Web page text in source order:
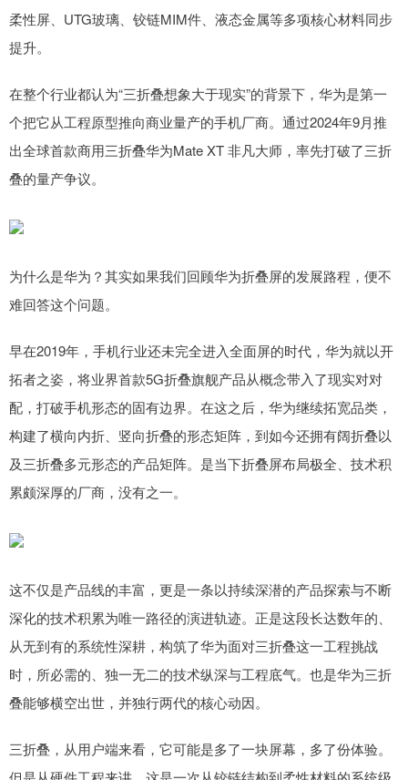
柔性屏、UTG玻璃、铰链MIM件、液态金属等多项核心材料同步
提升。
在整个行业都认为“三折叠想象大于现实”的背景下，华为是第一
个把它从工程原型推向商业量产的手机厂商。通过2024年9月推
出全球首款商用三折叠华为Mate XT 非凡大师，率先打破了三折
叠的量产争议。
为什么是华为？其实如果我们回顾华为折叠屏的发展路程，便不
难回答这个问题。
早在2019年，手机行业还未完全进入全面屏的时代，华为就以开
拓者之姿，将业界首款5G折叠旗舰产品从概念带入了现实对对
配，打破手机形态的固有边界。在这之后，华为继续拓宽品类，
构建了横向内折、竖向折叠的形态矩阵，到如今还拥有阔折叠以
及三折叠多元形态的产品矩阵。是当下折叠屏布局极全、技术积
累颇深厚的厂商，没有之一。
这不仅是产品线的丰富，更是一条以持续深潜的产品探索与不断
深化的技术积累为唯一路径的演进轨迹。正是这段长达数年的、
从无到有的系统性深耕，构筑了华为面对三折叠这一工程挑战
时，所必需的、独一无二的技术纵深与工程底气。也是华为三折
叠能够横空出世，并独行两代的核心动因。
三折叠，从用户端来看，它可能是多了一块屏幕，多了份体验。